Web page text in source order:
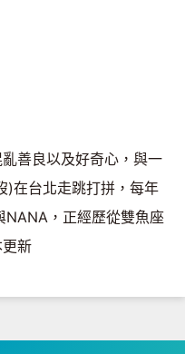
善良以及好奇心，與一
)在台北走跳打拼，每年
NANA，正經歷從雙魚座
新